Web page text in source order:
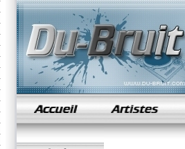
samples de rap